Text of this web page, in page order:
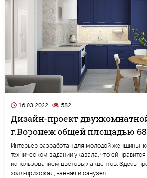
16.03.2022 582
Дизайн-проект
г.Воронеж общей площадью
Интерьер разработан для молодой женщины,
техническом задании указала, что ей
использованием цветовых акцентов. Здесь
холл-прихожая, ванная и санузел.